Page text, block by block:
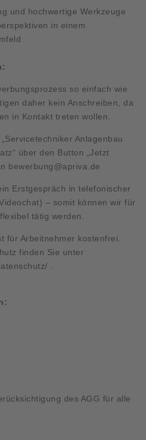
und hochwertige Werkzeuge
in einem
so einfach wie
daher kein Anschreiben, da
in Kontakt treten wollen.
Anlagenbau
über den Button „Jetzt
bewerbung@apriva.de
Erstgespräch in telefonischer
– somit können wir für
tätig werden.
für Arbeitnehmer kostenfrei.
finden Sie unter
des AGG für alle